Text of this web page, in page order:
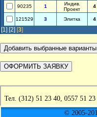
90235 1
Индив.
Проект
4
121529 3 Элитка 4
[1] [2] [3]
Тел. (312) 51 23 40, 0557 51 23
© 2005-